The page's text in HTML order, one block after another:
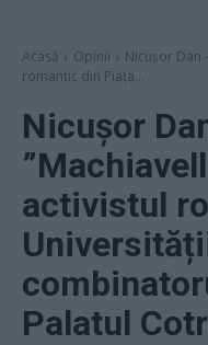
Acasă Opinii
Nicușor Dan
romantic din Piața...
Nicușor
activistul
Palatul